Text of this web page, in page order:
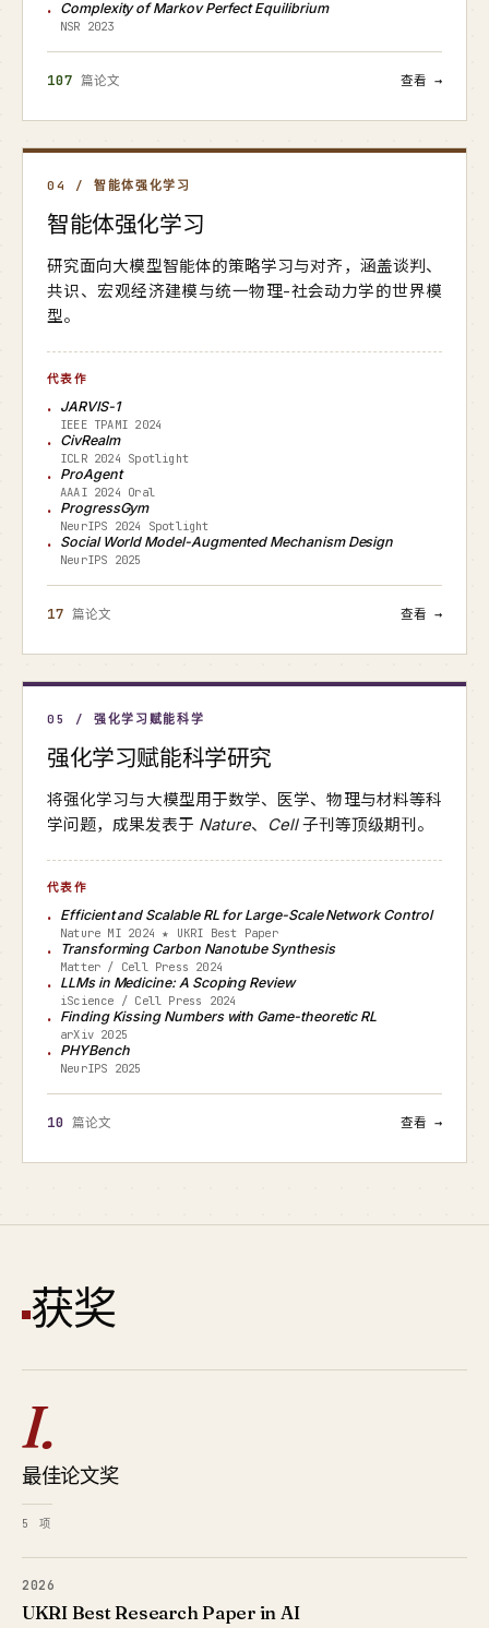
Complexity of Markov Perfect Equilibrium
NSR 2023
107 篇论文 查看 →
04 / 智能体强化学习
智能体强化学习
研究面向大模型智能体的策略学习与对齐，涵盖谈判、
共识、宏观经济建模与统一物理-社会动力学的世界模
型。
代表作
JARVIS-1
IEEE TPAMI 2024
CivRealm
ICLR 2024 Spotlight
ProAgent
AAAI 2024 Oral
ProgressGym
NeurIPS 2024 Spotlight
Social World Model-Augmented Mechanism Design
NeurIPS 2025
17 篇论文 查看 →
05 / 强化学习赋能科学
强化学习赋能科学研究
将强化学习与大模型用于数学、医学、物理与材料等科
学问题，成果发表于 Nature、 Cell子刊等顶级期刊。
代表作
Efficient and Scalable RL for Large-Scale Network Control
Nature MI 2024 ★ UKRI Best Paper
Transforming Carbon Nanotube Synthesis
Matter / Cell Press 2024
LLMs in Medicine: A Scoping Review
iScience / Cell Press 2024
Finding Kissing Numbers with Game-theoretic RL
arXiv 2025
PHYBench
NeurIPS 2025
10 篇论文 查看 →
获奖
I.
最佳论文奖
5 项
2026
UKRI Best Research Paper in AI